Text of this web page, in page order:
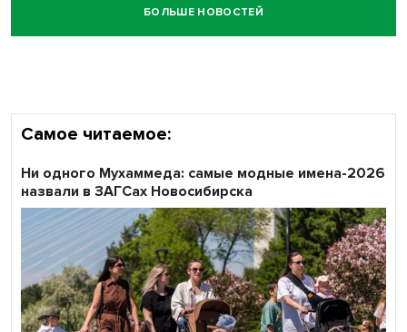
БОЛЬШЕ НОВОСТЕЙ
Самое читаемое:
Ни одного Мухаммеда: самые модные имена-2026
назвали в ЗАГСах Новосибирска